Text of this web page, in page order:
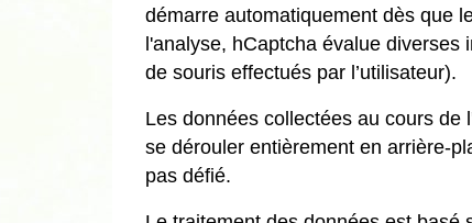
démarre automatiquement dès que
l'analyse, hCaptcha évalue diverses
de souris effectués par l’utilisateur).
Les données collectées au cours
se dérouler entièrement en arrière-
pas défié.